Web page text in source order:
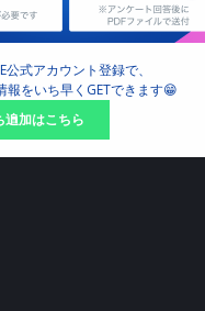
公式アカウント登録で、
報をいち早くGETできます😁
追加はこちら
とは